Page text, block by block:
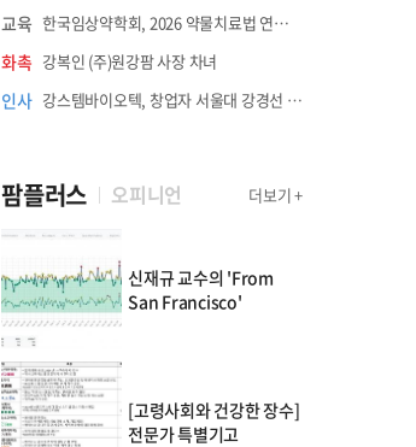
교육 한국임상약학회, 2026 약물치료법 연수강좌 8월 21일 개최
화촉 강복인 (주)원강팜 사장 차녀
인사 강스템바이오텍, 창업자 서울대 강경선 교수 최고과학책임자 선임
팜플러스 오피니언 더보기 +
신재규 교수의 'From
San Francisco'
[고령사회와 건강한 장수]
전문가 특별기고